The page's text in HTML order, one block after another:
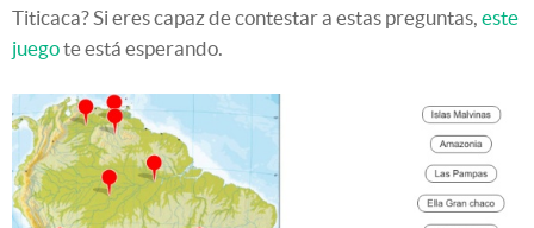
Titicaca? Si eres capaz de contestar a estas preguntas, este
juegote está esperando.